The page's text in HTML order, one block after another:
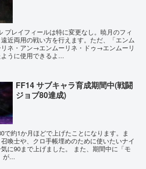
プレイフィールは特に変更なし。暁月のフィ
近両用の戦い方を行えます。ただ、「エンム
ネ・アン→エンムーリネ・ドゥ→エンムーリ
うに使用できるよ...
FF14 サブキャラ育成期間中(戦闘
ジョブ80達成)
約1か月ほどで上げたことになります。ま
喚士や、クロ手帳埋めのために使いたいナイ
に90まで上げました。 また、期間中に「モ
が...